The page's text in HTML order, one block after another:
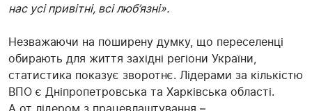
нас усі привітні, всі люб’язні».
Незважаючи на поширену думку, що переселенці
обирають для життя західні регіони України,
статистика показує зворотнє. Лідерами за кількістю
ВПО є Дніпропетровська та Харківська області.